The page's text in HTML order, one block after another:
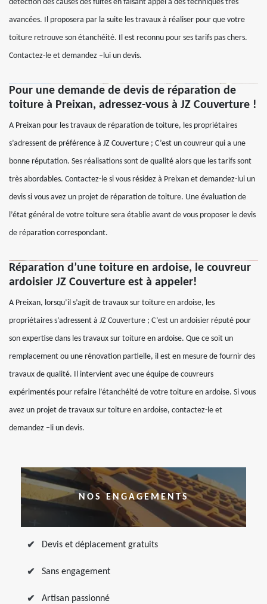
détection des causes des fuites en faisant appel à des techniques très
avancées. Il proposera par la suite les travaux à réaliser pour que votre
toiture retrouve son étanchéité. Il est reconnu pour ses tarifs pas chers.
Contactez-le et demandez –lui un devis.
Pour une demande de devis de réparation de
toiture à Preixan, adressez-vous à JZ Couverture !
A Preixan pour les travaux de réparation de toiture, les propriétaires
s’adressent de préférence à JZ Couverture ; C’est un couvreur qui a une
bonne réputation. Ses réalisations sont de qualité alors que les tarifs sont
très abordables. Contactez-le si vous résidez à Preixan et demandez-lui un
devis si vous avez un projet de réparation de toiture. Une évaluation de
l’état général de votre toiture sera établie avant de vous proposer le devis
de réparation correspondant.
Réparation d’une toiture en ardoise, le couvreur
ardoisier JZ Couverture est à appeler!
A Preixan, lorsqu’il s’agit de travaux sur toiture en ardoise, les
propriétaires s’adressent à JZ Couverture ; C’est un ardoisier réputé pour
son expertise dans les travaux sur toiture en ardoise. Que ce soit un
remplacement ou une rénovation partielle, il est en mesure de fournir des
travaux de qualité. Il intervient avec une équipe de couvreurs
expérimentés pour refaire l’étanchéité de votre toiture en ardoise. Si vous
avez un projet de travaux sur toiture en ardoise, contactez-le et
demandez –li un devis.
NOS ENGAGEMENTS
Devis et déplacement gratuits
Sans engagement
Artisan passionné